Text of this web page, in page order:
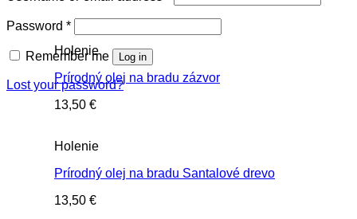
Holenie
Prírodný olej na bradu zázvor
13,50 €
Holenie
Prírodný olej na bradu Santalové drevo
13,50 €
Password *
Remember me Log in
Lost your password?